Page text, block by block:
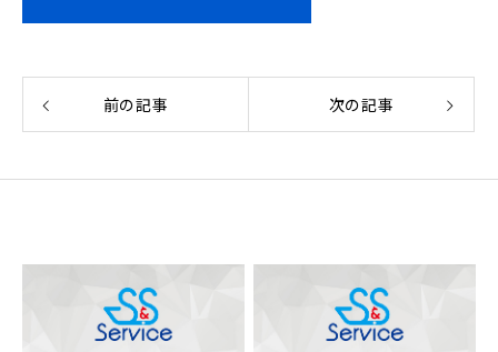
前の記事 次の記事